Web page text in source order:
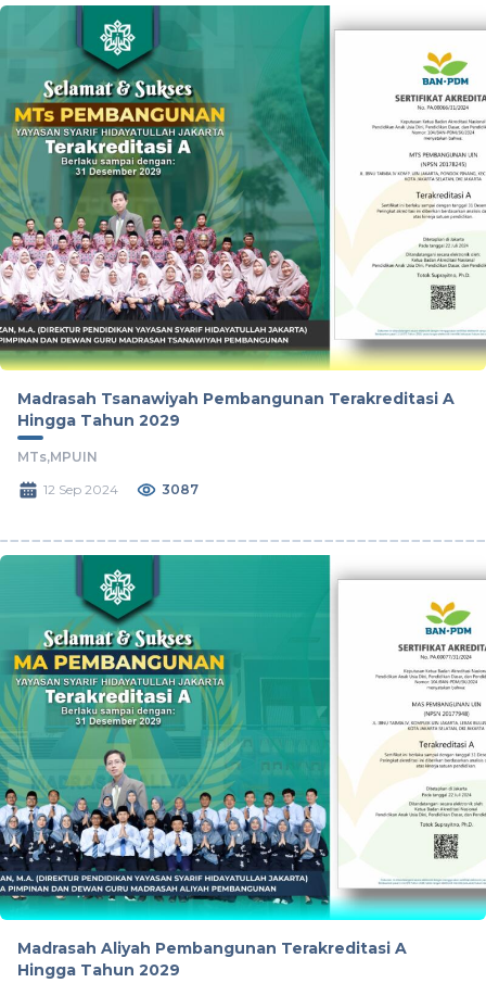
Madrasah Tsanawiyah Pembangunan Terakreditasi A
Hingga Tahun 2029
MTs,MPUIN
12 Sep 2024
3087
Madrasah Aliyah Pembangunan Terakreditasi A
Hingga Tahun 2029